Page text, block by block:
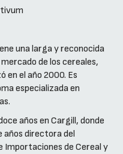
una larga y reconocida
de los cereales,
en el año 2000. Es
especializada en
años en Cargill, donde
directora del
Importaciones de Cereal y